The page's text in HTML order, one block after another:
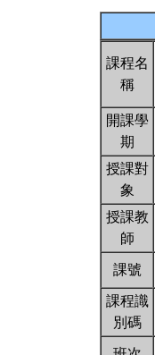
課程名
稱
開課學
期
授課對
象
授課教
師
課號
課程識
別碼